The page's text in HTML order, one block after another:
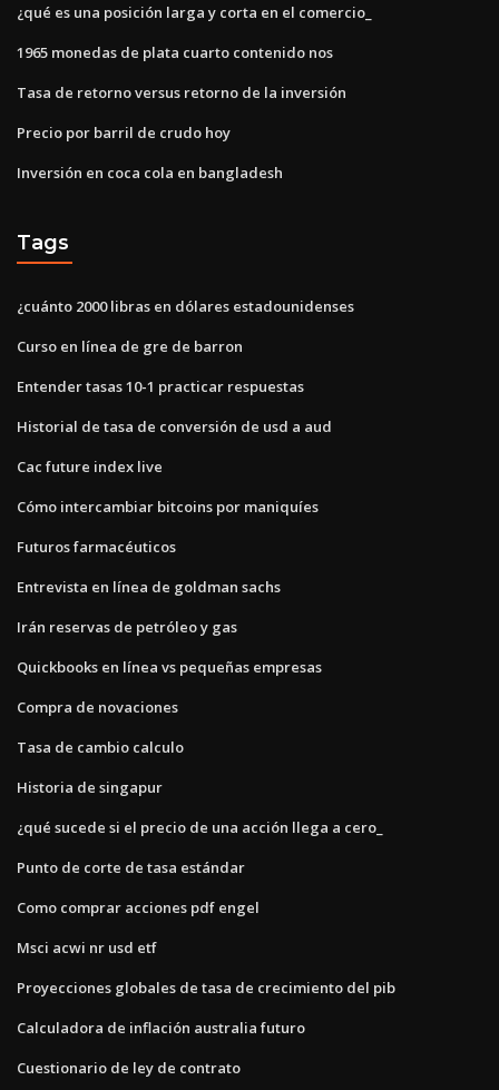
¿qué es una posición larga y corta en el comercio_
1965 monedas de plata cuarto contenido nos
Tasa de retorno versus retorno de la inversión
Precio por barril de crudo hoy
Inversión en coca cola en bangladesh
Tags
¿cuánto 2000 libras en dólares estadounidenses
Curso en línea de gre de barron
Entender tasas 10-1 practicar respuestas
Historial de tasa de conversión de usd a aud
Cac future index live
Cómo intercambiar bitcoins por maniquíes
Futuros farmacéuticos
Entrevista en línea de goldman sachs
Irán reservas de petróleo y gas
Quickbooks en línea vs pequeñas empresas
Compra de novaciones
Tasa de cambio calculo
Historia de singapur
¿qué sucede si el precio de una acción llega a cero_
Punto de corte de tasa estándar
Como comprar acciones pdf engel
Msci acwi nr usd etf
Proyecciones globales de tasa de crecimiento del pib
Calculadora de inflación australia futuro
Cuestionario de ley de contrato